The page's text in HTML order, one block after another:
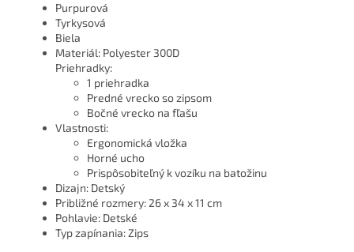
Purpurová
Tyrkysová
Biela
Materiál: Polyester 300D
Priehradky:
1 priehradka
Predné vrecko so zipsom
Bočné vrecko na fľašu
Vlastnosti:
Ergonomická vložka
Horné ucho
Prispôsobiteľný k vozíku na batožinu
Dizajn: Detský
Približné rozmery: 26 x 34 x 11 cm
Pohlavie: Detské
Typ zapínania: Zips